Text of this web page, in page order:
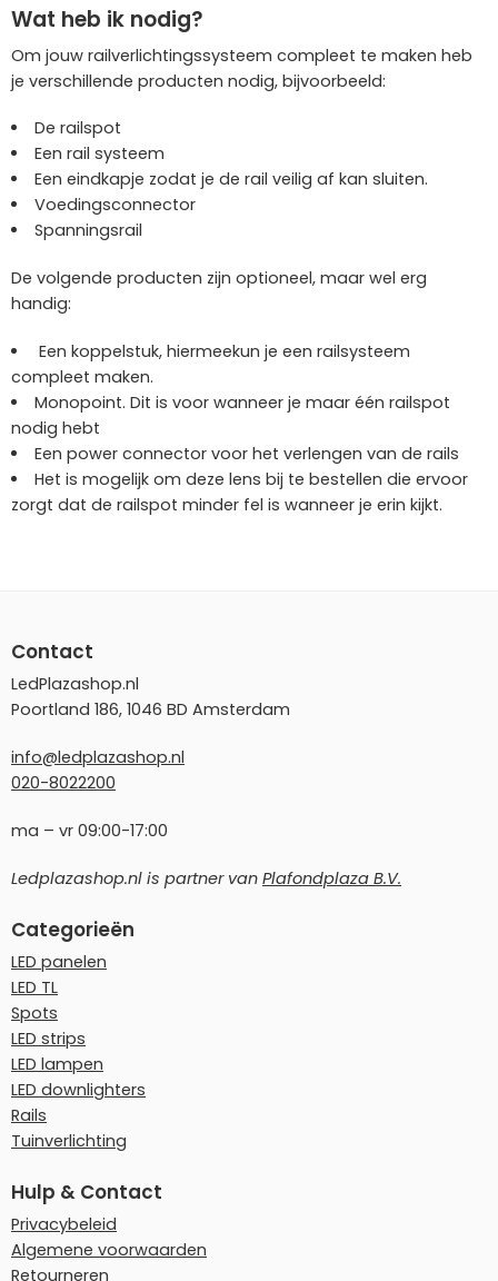
Wat heb ik nodig?
Om jouw railverlichtingssysteem compleet te maken heb
je verschillende producten nodig, bijvoorbeeld:
De railspot
Een rail systeem
Een eindkapje zodat je de rail veilig af kan sluiten.
Voedingsconnector
Spanningsrail
De volgende producten zijn optioneel, maar wel erg
handig:
Een koppelstuk, hiermeekun je een railsysteem
compleet maken.
Monopoint. Dit is voor wanneer je maar één railspot
nodig hebt
Een power connector voor het verlengen van de rails
Het is mogelijk om deze lens bij te bestellen die ervoor
zorgt dat de railspot minder fel is wanneer je erin kijkt.
Contact
LedPlazashop.nl
Poortland 186, 1046 BD Amsterdam
info@ledplazashop.nl
020-8022200
ma – vr 09:00-17:00
Ledplazashop.nl is partner van Plafondplaza B.V.
Categorieën
LED panelen
LED TL
Spots
LED strips
LED lampen
LED downlighters
Rails
Tuinverlichting
Hulp & Contact
Privacybeleid
Algemene voorwaarden
Retourneren